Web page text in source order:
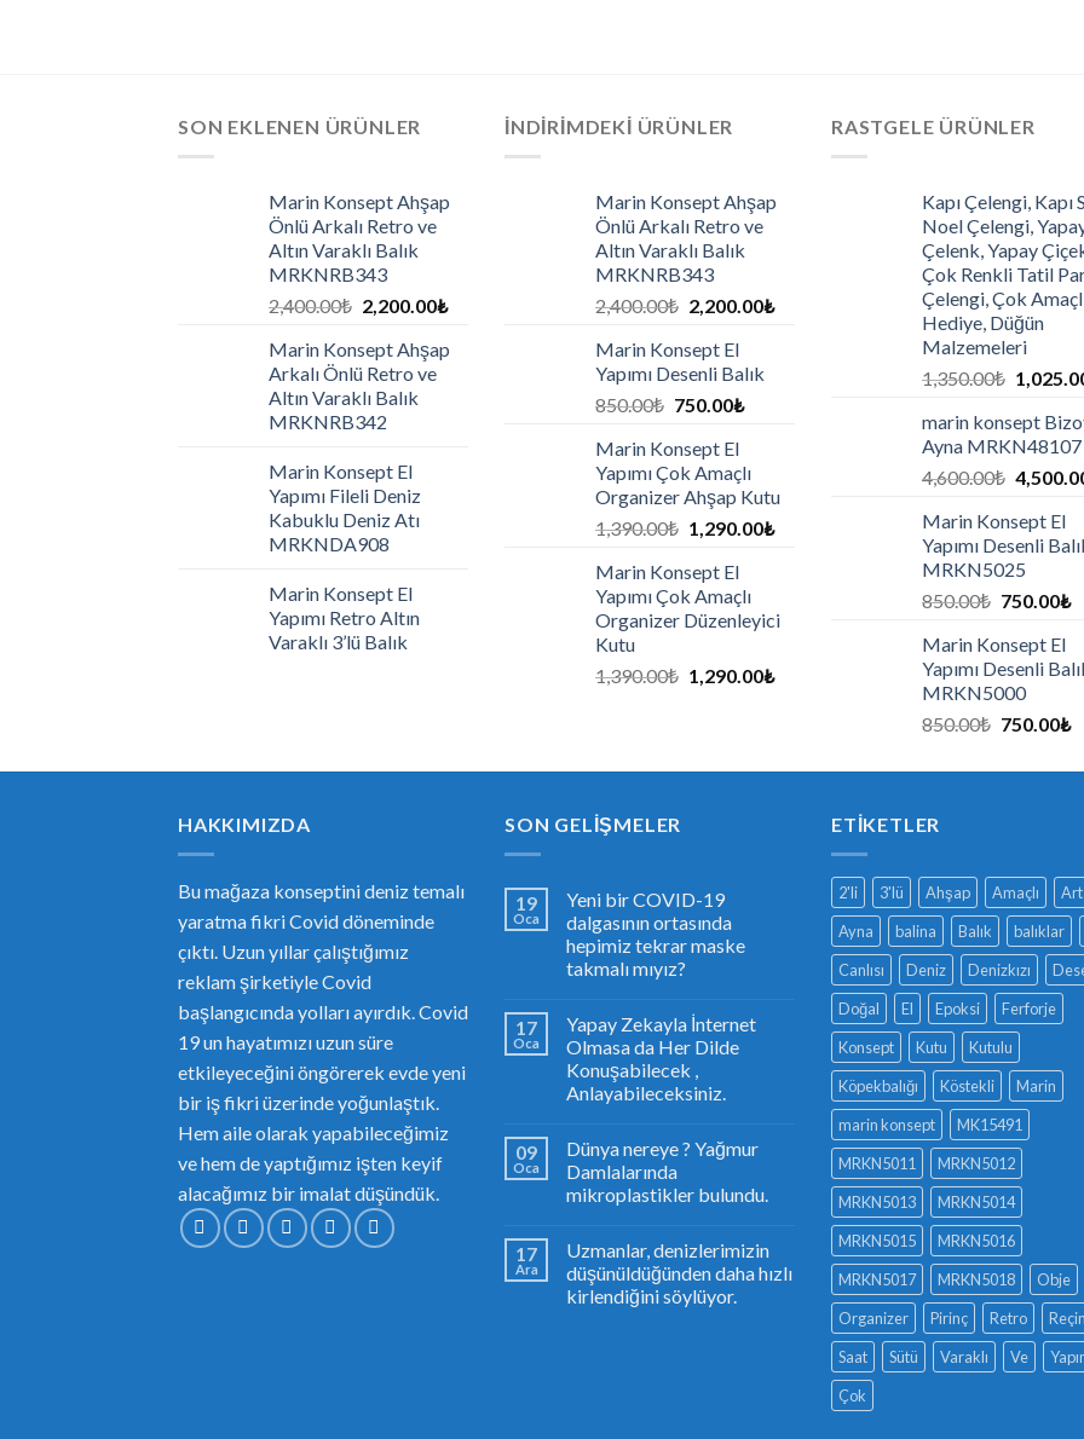
SON EKLENEN ÜRÜNLER
Marin Konsept Ahşap
Önlü Arkalı Retro ve
Altın Varaklı Balık
MRKNRB343
2,400.00₺ 2,200.00₺
Marin Konsept Ahşap
Arkalı Önlü Retro ve
Altın Varaklı Balık
MRKNRB342
Marin Konsept El
Yapımı Fileli Deniz
Kabuklu Deniz Atı
MRKNDA908
Marin Konsept El
Yapımı Retro Altın
Varaklı 3’lü Balık
İNDIRIMDEKI ÜRÜNLER
Marin Konsept Ahşap
Önlü Arkalı Retro ve
Altın Varaklı Balık
MRKNRB343
2,400.00₺ 2,200.00₺
Marin Konsept El
Yapımı Desenli Balık
850.00₺ 750.00₺
Marin Konsept El
Yapımı Çok Amaçlı
Organizer Ahşap Kutu
1,390.00₺ 1,290.00₺
Marin Konsept El
Yapımı Çok Amaçlı
Organizer Düzenleyici
Kutu
1,390.00₺ 1,290.00₺
RASTGELE ÜRÜNLER
Kapı Çelengi, Kapı
Noel Çelengi,
Çelenk, Yapay
Çok Renkli Tatil
Çelengi, Çok
Hediye, Düğün
Malzemeleri
1,350.00₺
marin konsept
Ayna MRKN48107
4,600.00₺
Marin Konsept El
Yapımı Desenli
MRKN5025
850.00₺ 750.00₺
Marin Konsept El
Yapımı Desenli
MRKN5000
850.00₺ 750.00₺
HAKKIMIZDA
Bu mağaza konseptini deniz temalı
yaratma fikri Covid döneminde
çıktı. Uzun yıllar çalıştığımız
reklam şirketiyle Covid
başlangıcında yolları ayırdık. Covid
19 un hayatımızı uzun süre
etkileyeceğini öngörerek evde yeni
bir iş fikri üzerinde yoğunlaştık.
Hem aile olarak yapabileceğimiz
ve hem de yaptığımız işten keyif
alacağımız bir imalat düşündük.
SON GELIŞMELER
19
Oca
Yeni bir COVID-19
dalgasının ortasında
hepimiz tekrar maske
takmalı mıyız?
17
Oca
Yapay Zekayla İnternet
Olmasa da Her Dilde
Konuşabilecek ,
Anlayabileceksiniz.
09
Oca
Dünya nereye ? Yağmur
Damlalarında
mikroplastikler bulundu.
17
Ara
Uzmanlar, denizlerimizin
düşünüldüğünden daha hızlı
kirlendiğini söylüyor.
ETIKETLER
2'li 3'lü Ahşap Amaçlı
Art
Ayna
balina Balık balıklar
Canlısı
Deniz Denizkızı
Doğal
El Epoksi
Ferforje
Konsept
Kutu
Kutulu
Köpekbalığı
Köstekli
Marin
marin konsept
MK15491
MRKN5011
MRKN5012
MRKN5013
MRKN5014
MRKN5015
MRKN5016
MRKN5017
MRKN5018
Obje
Organizer
Pirinç Retro
Saat
Sütü Varaklı Ve
Çok